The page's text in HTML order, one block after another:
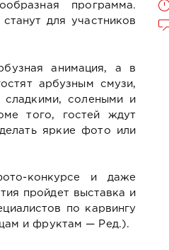
программа.
для участников
анимация, а в
арбузным смузи,
солеными и
того, гостей ждут
яркие фото или
конкурсе и даже
пройдет выставка и
по карвингу
и фруктам — Ред.).